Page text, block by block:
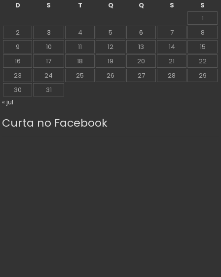
D
S T Q Q S
S
1
2
3 4 5 6 7
8
9
10 11 12 13 14
15
16
17 18 19 20 21
22
23
24 25 26 27 28
29
30
31
« jul
Curta no Facebook